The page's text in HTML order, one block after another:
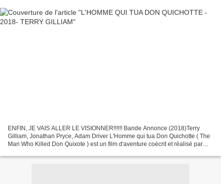
ENFIN, JE VAIS ALLER LE VISIONNER!!!!!! Bande Annonce (2018)Terry
Gilliam, Jonathan Pryce, Adam Driver L'Homme qui tua Don Quichotte ( The
Man Who Killed Don Quixote ) est un film d'aventure coécrit et réalisé par